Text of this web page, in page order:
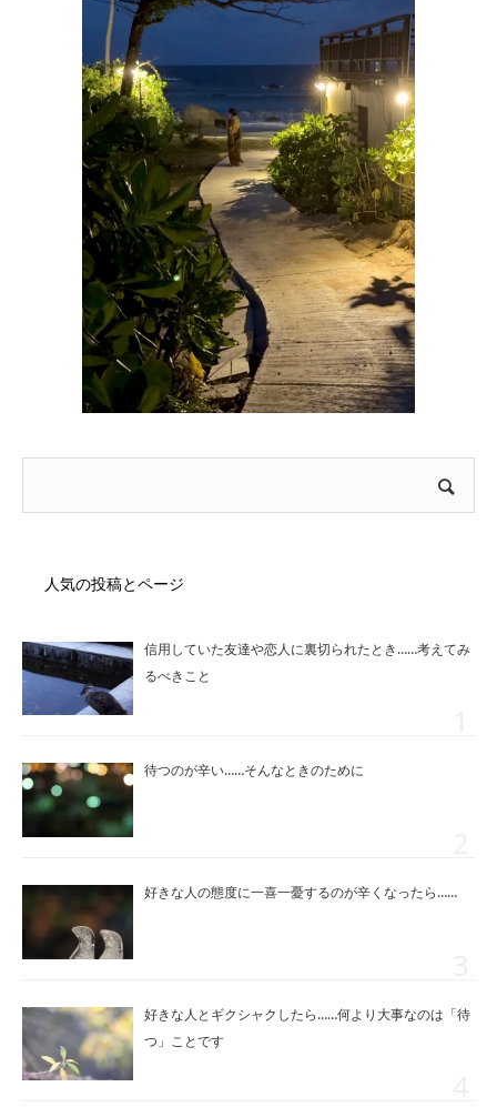
人気の投稿とページ
信用していた友達や恋人に裏切られたとき……考えてみ
るべきこと
待つのが辛い……そんなときのために
好きな人の態度に一喜一憂するのが辛くなったら……
好きな人とギクシャクしたら……何より大事なのは「待
つ」ことです